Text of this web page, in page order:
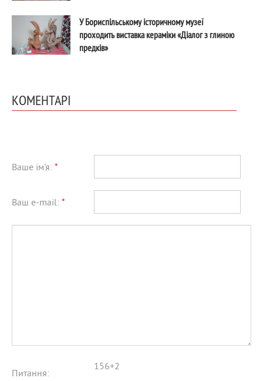
У Бориспільському історичному музеї
проходить виставка кераміки «Діалог з глиною
предків»
КОМЕНТАРІ
Ваше ім'я: *
Ваш e-mail: *
Питання:
156+2